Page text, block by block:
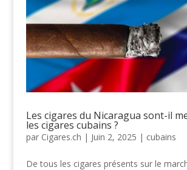
Les cigares du Nicaragua sont-il
les cigares cubains ?
par Cigares.ch | Juin 2, 2025 | cubains
De tous les cigares présents sur le